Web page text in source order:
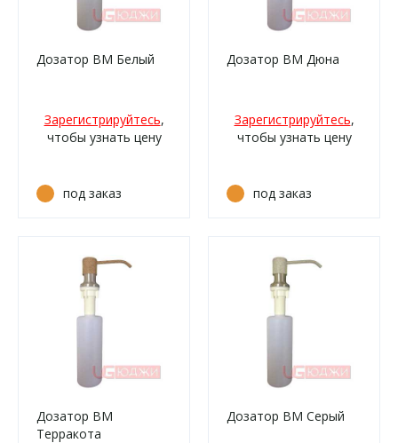
Дозатор ВМ Белый
Зарегистрируйтесь,
чтобы узнать цену
под заказ
Дозатор ВМ Дюна
Зарегистрируйтесь,
чтобы узнать цену
под заказ
Дозатор ВМ
Терракота
Дозатор ВМ Серый